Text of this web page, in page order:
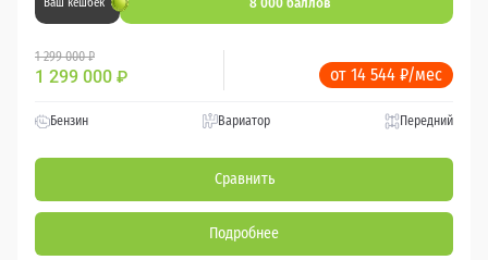
1 299 000 ₽
1 299 000 ₽ от 14 544 ₽/мес
Бензин Вариатор Передний
Сравнить
Подробнее